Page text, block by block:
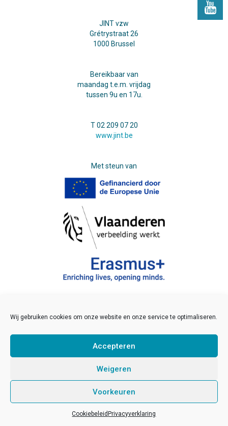
Wij gebruiken cookies om onze website en onze service te optimaliseren.
Accepteren
Weigeren
Voorkeuren
Cookiebeleid Privacyverklaring
JINT vzw
Grétrystraat 26
1000 Brussel
Bereikbaar van
maandag t.e.m. vrijdag
tussen 9u en 17u.
T 02 209 07 20
www.jint.be
Met steun van
©2021 JINT vzw
Veelgestelde vragen
Disclaimer
Links
Sitemap
Pers
Developed bySinergio/Kolos